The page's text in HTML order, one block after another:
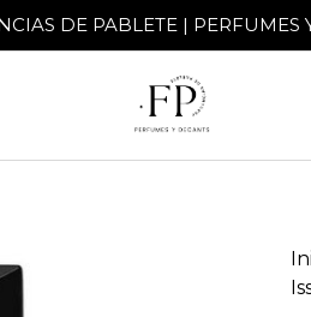
DE PABLETE | PERFUMES